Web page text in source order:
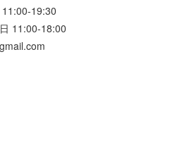
19:30
11:00-18:00